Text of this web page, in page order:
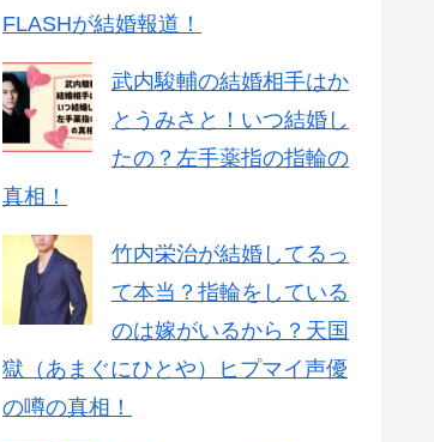
FLASHが結婚報道！
武内駿輔の結婚相手はか
とうみさと！いつ結婚し
たの？左手薬指の指輪の
真相！
竹内栄治が結婚してるっ
て本当？指輪をしている
のは嫁がいるから？天国
獄（あまぐにひとや）ヒプマイ声優
の噂の真相！